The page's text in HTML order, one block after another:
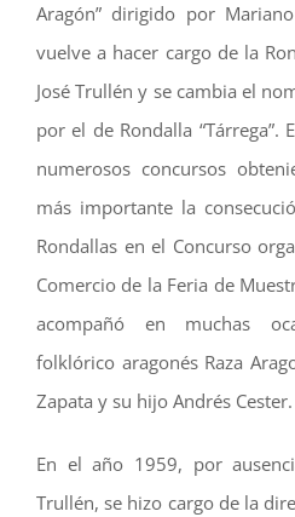
Aragón” dirigido por
vuelve a hacer cargo de la
José Trullén y se cambia el
por el de Rondalla “Tárrega”.
numerosos concursos
más importante la
Rondallas en el Concurso
Comercio de la Feria de
acompañó en muchas
folklórico aragonés Raza
Zapata y su hijo Andrés Cester.
En el año 1959, por
Trullén, se hizo cargo de la